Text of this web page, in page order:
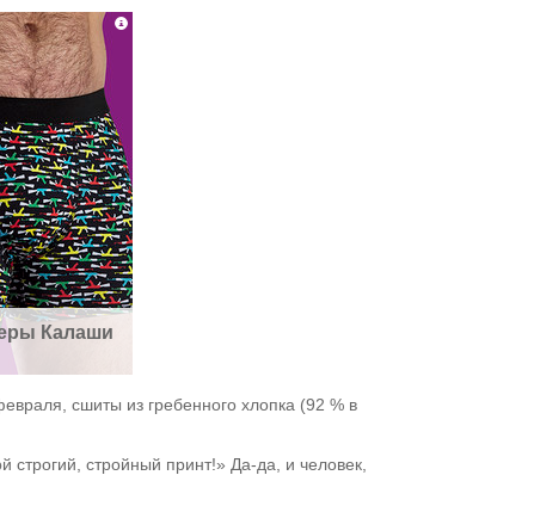
Калаши
сшиты из гребенного хлопка (92 % в
стройный принт!» Да-да, и человек,